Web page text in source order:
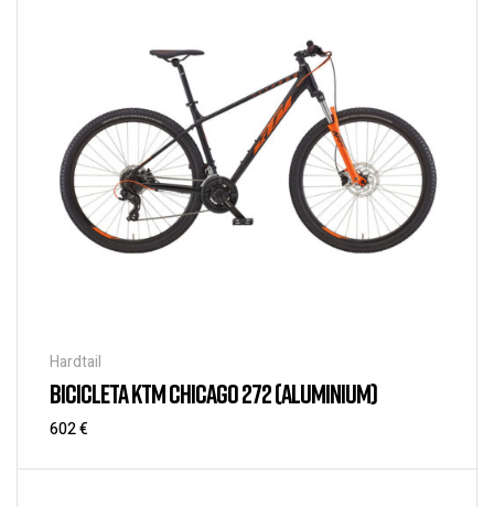
Hardtail
BICICLETA KTM CHICAGO 272 (ALUMINIUM)
602€